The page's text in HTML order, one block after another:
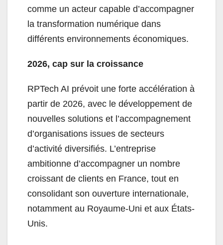
comme un acteur capable d’accompagner
la transformation numérique dans
différents environnements économiques.
2026, cap sur la croissance
RPTech AI prévoit une forte accélération à
partir de 2026, avec le développement de
nouvelles solutions et l’accompagnement
d’organisations issues de secteurs
d’activité diversifiés. L’entreprise
ambitionne d’accompagner un nombre
croissant de clients en France, tout en
consolidant son ouverture internationale,
notamment au Royaume-Uni et aux États-
Unis.